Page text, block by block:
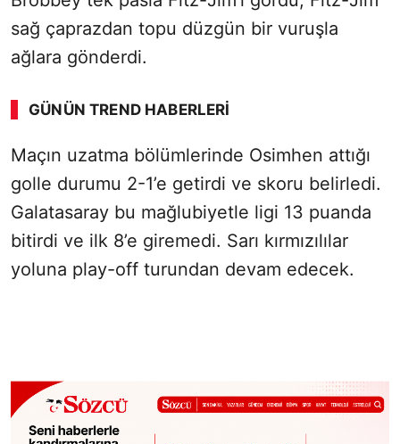
sağ çaprazdan topu düzgün bir vuruşla
ağlara gönderdi.
GÜNÜN TREND HABERLERI
Maçın uzatma bölümlerinde Osimhen attığı
golle durumu 2-1’e getirdi ve skoru belirledi.
Galatasaray bu mağlubiyetle ligi 13 puanda
bitirdi ve ilk 8’e giremedi. Sarı kırmızılılar
yoluna play-off turundan devam edecek.